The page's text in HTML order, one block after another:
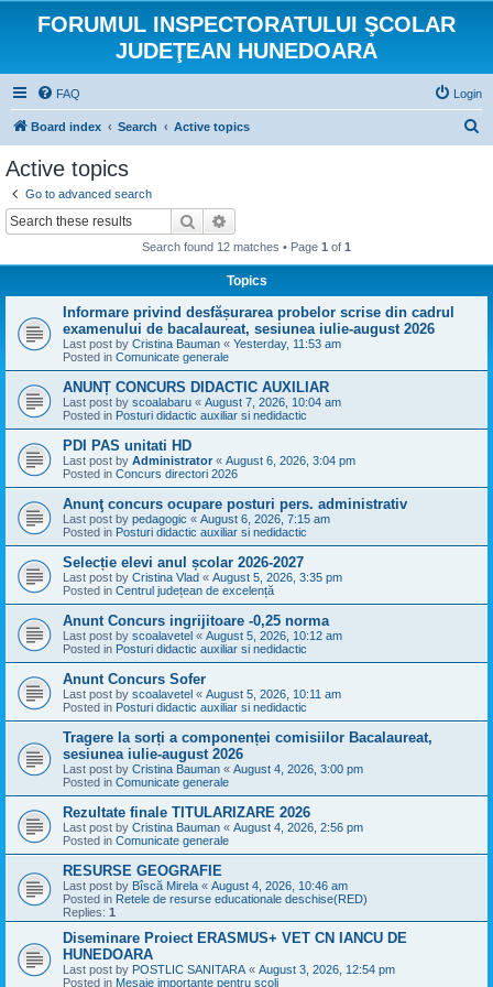
FORUMUL INSPECTORATULUI ŞCOLAR
JUDEŢEAN HUNEDOARA
FAQ Login
Board index Search Active topics
Active topics
Go to advanced search
Search
Search found 12 matches • Page 1 of 1
Topics
Informare privind desfășurarea probelor scrise din cadrul
examenului de bacalaureat, sesiunea iulie-august 2026
Last post by Cristina Bauman « Yesterday, 11:53 am
Posted in Comunicate generale
ANUNȚ CONCURS DIDACTIC AUXILIAR
Last post by scoalabaru « August 7, 2026, 10:04 am
Posted in Posturi didactic auxiliar si nedidactic
PDI PAS unitati HD
Last post by Administrator « August 6, 2026, 3:04 pm
Posted in Concurs directori 2026
Anunţ concurs ocupare posturi pers. administrativ
Last post by pedagogic « August 6, 2026, 7:15 am
Posted in Posturi didactic auxiliar si nedidactic
Selecție elevi anul școlar 2026-2027
Last post by Cristina Vlad « August 5, 2026, 3:35 pm
Posted in Centrul județean de excelență
Anunt Concurs ingrijitoare -0,25 norma
Last post by scoalavetel « August 5, 2026, 10:12 am
Posted in Posturi didactic auxiliar si nedidactic
Anunt Concurs Sofer
Last post by scoalavetel « August 5, 2026, 10:11 am
Posted in Posturi didactic auxiliar si nedidactic
Tragere la sorți a componenței comisiilor Bacalaureat,
sesiunea iulie-august 2026
Last post by Cristina Bauman « August 4, 2026, 3:00 pm
Posted in Comunicate generale
Rezultate finale TITULARIZARE 2026
Last post by Cristina Bauman « August 4, 2026, 2:56 pm
Posted in Comunicate generale
RESURSE GEOGRAFIE
Last post by Bîscă Mirela « August 4, 2026, 10:46 am
Posted in Retele de resurse educationale deschise(RED)
Replies: 1
Diseminare Proiect ERASMUS+ VET CN IANCU DE
HUNEDOARA
Last post by POSTLIC SANITARA « August 3, 2026, 12:54 pm
Posted in Mesaje importante pentru scoli